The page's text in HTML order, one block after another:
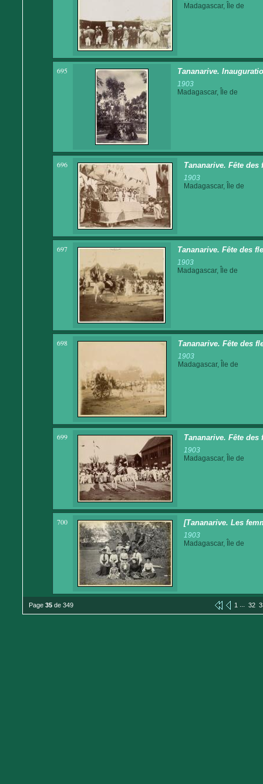
Madagascar, Île de
695 Tananarive.
1903
Madagascar, Île de
696 Tananarive. Fête
1903
Madagascar, Île de
697 Tananarive. Fête des
1903
Madagascar, Île de
698 Tananarive. Fête des
1903
Madagascar, Île de
699 Tananarive. Fête des
1903
Madagascar, Île de
700 [Tananarive. Les
1903
Madagascar, Île de
Page 35 de 349 1 ... 32